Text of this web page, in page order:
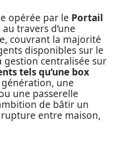
opérée par le Portail
travers d’une
couvrant la majorité
disponibles sur le
gestion centralisée sur
tels qu’une box
une
une passerelle
de bâtir un
entre maison,